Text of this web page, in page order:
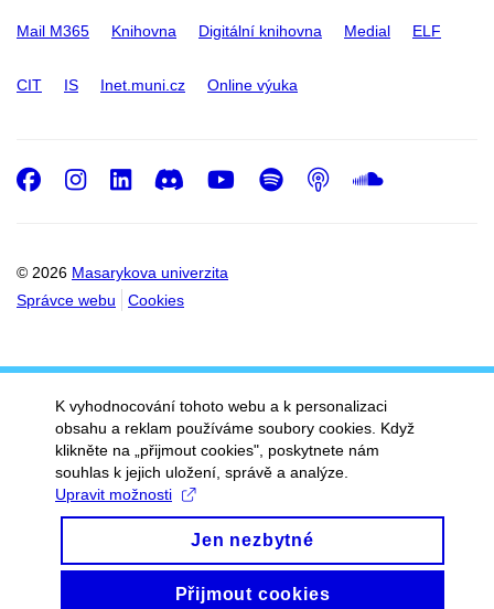
Mail M365 Knihovna Digitální knihovna Medial ELF
CIT IS Inet.muni.cz Online výuka
© 2026 Masarykova univerzita
Správce webu
Cookies
Facebook
Instagram
LinkedIn
DiscordYoutube
Spotify
Podcast
K vyhodnocování tohoto webu a k personalizaci
obsahu a reklam používáme soubory cookies. Když
klikněte na „přijmout cookies", poskytnete nám
souhlas k jejich uložení, správě a analýze.
Upravit možnosti
Jen nezbytné
Přijmout cookies